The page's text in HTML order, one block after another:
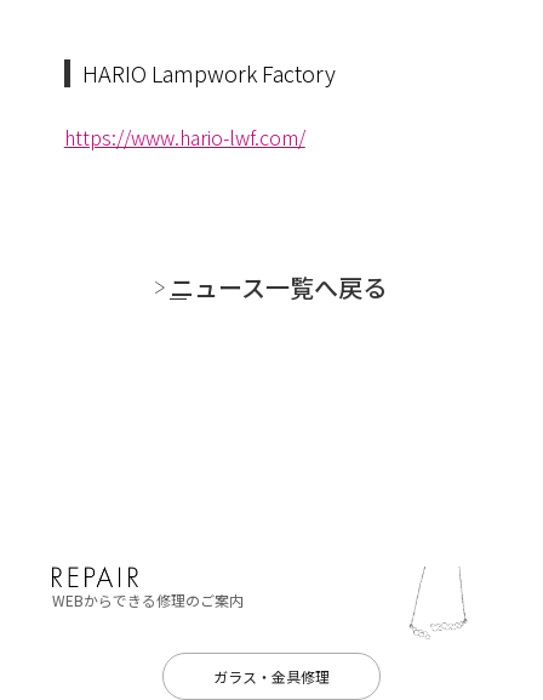
HARIO Lampwork Factory
https://www.hario-lwf.com/
ニュース一覧へ戻る
WEBからできる修理のご案内
ガラス・金具修理